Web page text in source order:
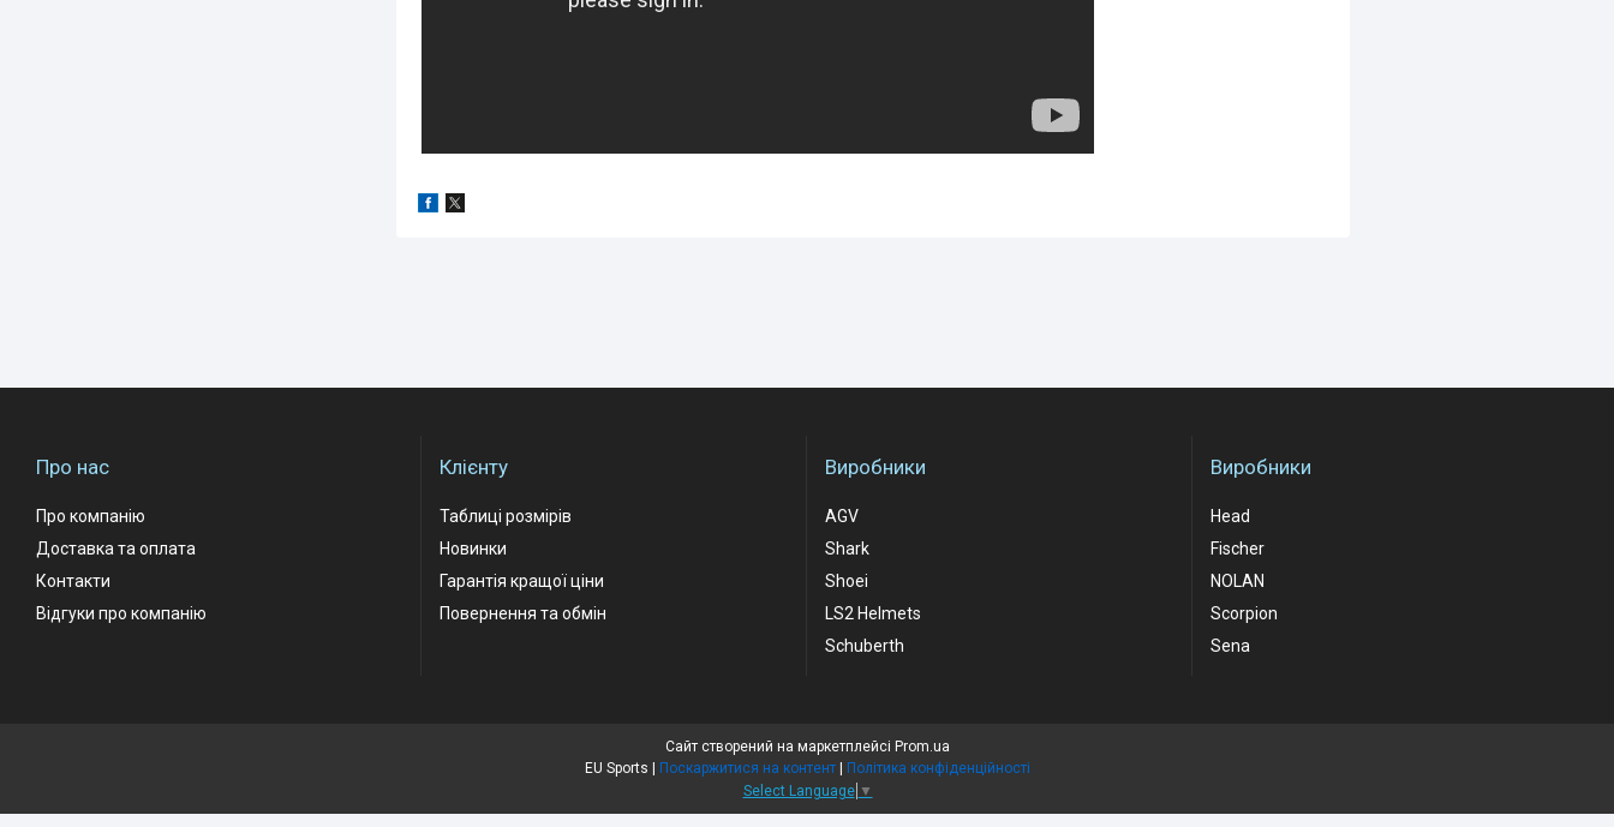
Про нас
Про компанію
Доставка та оплата
Контакти
Відгуки про компанію
Клієнту
Таблиці розмірів
Новинки
Гарантія кращої ціни
Повернення та обмін
Виробники
AGV
Shark
Shoei
LS2 Helmets
Schuberth
Виробники
Head
Fischer
NOLAN
Scorpion
Sena
Сайт створений на маркетплейсі Prom.ua
Поскаржитися на контент
Політика конфіденційності
Select Language ▼